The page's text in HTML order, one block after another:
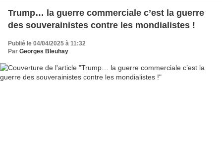
Trump… la guerre commerciale c’est la guerre
des souverainistes contre les mondialistes !
Publié le 04/04/2025 à 11:32
Par Georges Bleuhay